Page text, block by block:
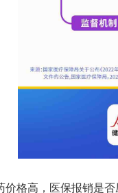
价格高，医保报销是否